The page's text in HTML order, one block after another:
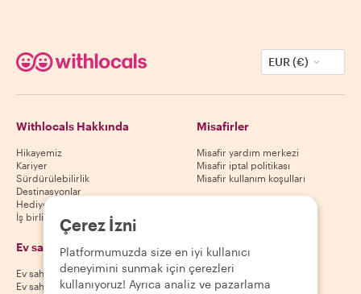
EUR (€)
Withlocals Hakkında
Hikayemiz
Kariyer
Sürdürülebilirlik
Destinasyonlar
Hediye kuponları
İş birliği yap
Misafirler
Misafir yardım merkezi
Misafir iptal politikası
Misafir kullanım koşulları
Ev sahipleri
Ev sahibi yardım merkezi
Ev sahibi iptal politikası
Uygulamamızı indir
App Store
Google Play Store
Çerez İzni
Platformumuzda size en iyi kullanıcı
deneyimini sunmak için çerezleri
kullanıyoruz! Ayrıca analiz ve pazarlama